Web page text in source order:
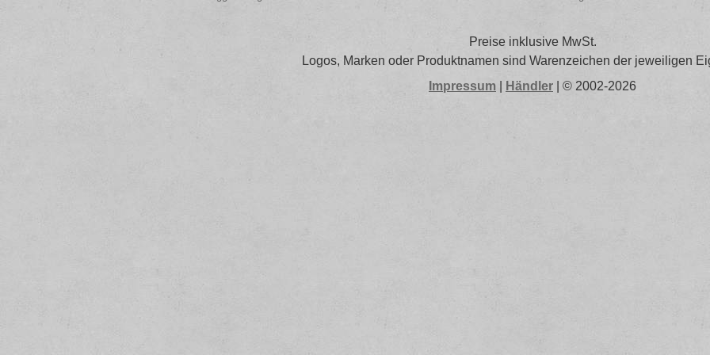
Preise inklusive MwSt.
Logos, Marken oder Produktnamen sind Warenzeichen der jeweiligen
Impressum
Händler | © 2002-2026